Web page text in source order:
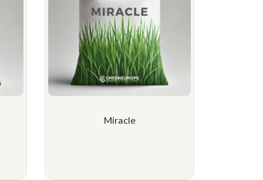
Miracle